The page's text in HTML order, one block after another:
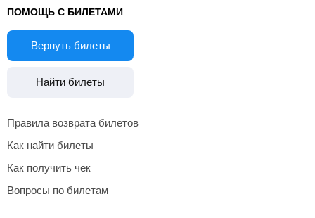
ПОМОЩЬ С БИЛЕТАМИ
Вернуть билеты
Найти билеты
Правила возврата билетов
Как найти билеты
Как получить чек
Вопросы по билетам